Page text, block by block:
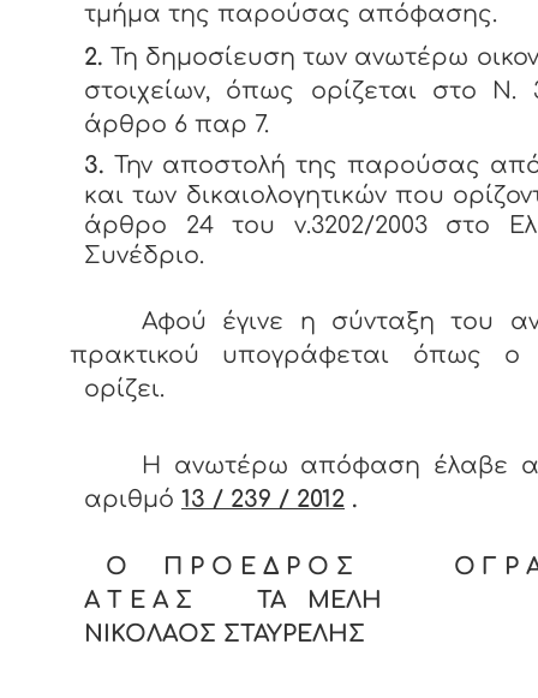
τμήμα της παρούσας απόφασης.
2. Τη δημοσίευση των ανωτέρω
στοιχείων, όπως ορίζεται στο N.
άρθρο 6 παρ 7.
3. Την αποστολή της παρούσας
και των δικαιολογητικών που
άρθρο 24 του ν.3202/2003 στο
Συνέδριο.
Αφού έγινε η σύνταξη του
πρακτικού υπογράφεται όπως ο
ορίζει.
Η ανωτέρω απόφαση έλαβε
αριθμό 13 / 239 / 2012 .
Ο Π Ρ Ο Ε Δ Ρ Ο Σ Ο Γ Ρ
Α Τ Ε Α Σ ΤΑ ΜΕΛΗ
ΝΙΚΟΛΑΟΣ ΣΤΑΥΡΕΛΗΣ